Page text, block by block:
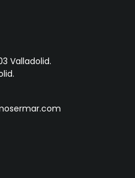
Valladolid.